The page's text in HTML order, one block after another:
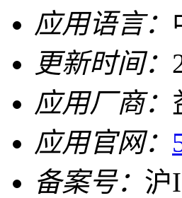
应用语言：
更新时间：
应用厂商：
应用官网：
备案号： 沪